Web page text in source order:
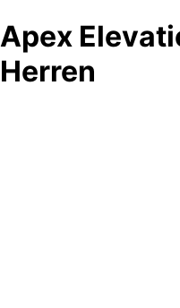
Apex
Herren